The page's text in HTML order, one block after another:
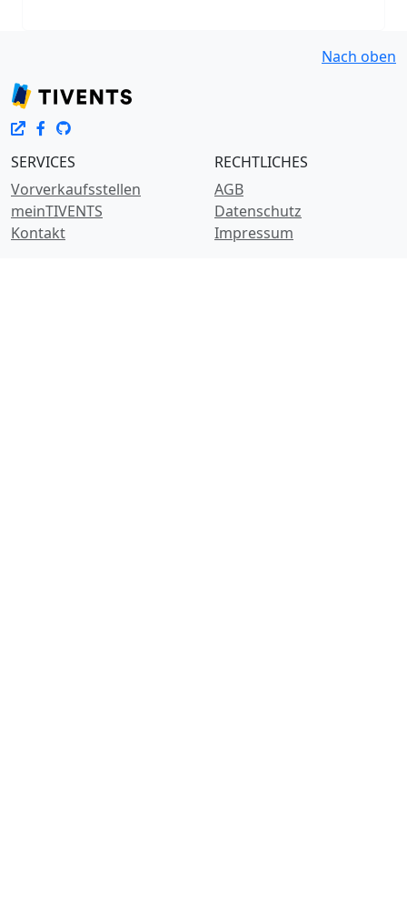
Nach oben
SERVICES
Vorverkaufsstellen
meinTIVENTS
Kontakt
RECHTLICHES
AGB
Datenschutz
Impressum